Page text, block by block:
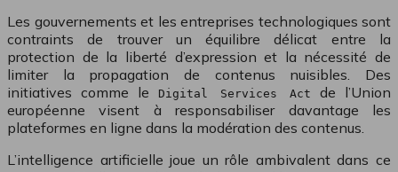
Les gouvernements et les entreprises technologiques sont
contraints de trouver un équilibre délicat entre la
protection de la liberté d’expression et la nécessité de
limiter la propagation de contenus nuisibles. Des
initiatives comme le
Digital Services Act
de l’Union
européenne visent à responsabiliser davantage les
plateformes en ligne dans la modération des contenus.
L’intelligence artificielle joue un rôle ambivalent dans ce